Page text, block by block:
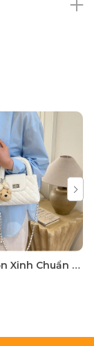
Túi Mini Gọn Xinh Chuẩn Gu - tt260518